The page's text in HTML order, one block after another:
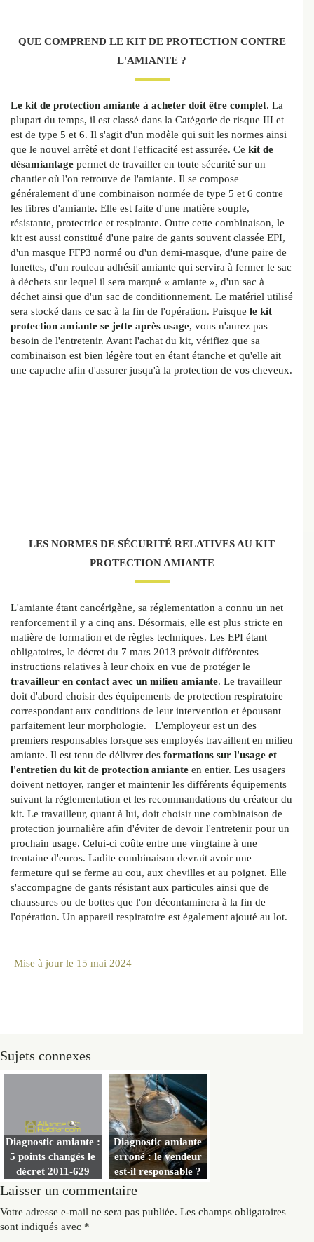
QUE COMPREND LE KIT DE PROTECTION CONTRE
L'AMIANTE ?
Le kit de protection amiante à acheter doit être complet. La
plupart du temps, il est classé dans la Catégorie de risque III et
est de type 5 et 6. Il s'agit d'un modèle qui suit les normes ainsi
que le nouvel arrêté et dont l'efficacité est assurée. Ce kit de
désamiantage permet de travailler en toute sécurité sur un
chantier où l'on retrouve de l'amiante. Il se compose
généralement d'une combinaison normée de type 5 et 6 contre
les fibres d'amiante. Elle est faite d'une matière souple,
résistante, protectrice et respirante. Outre cette combinaison, le
kit est aussi constitué d'une paire de gants souvent classée EPI,
d'un masque FFP3 normé ou d'un demi-masque, d'une paire de
lunettes, d'un rouleau adhésif amiante qui servira à fermer le sac
à déchets sur lequel il sera marqué « amiante », d'un sac à
déchet ainsi que d'un sac de conditionnement. Le matériel utilisé
sera stocké dans ce sac à la fin de l'opération. Puisque le kit
protection amiante se jette après usage, vous n'aurez pas
besoin de l'entretenir. Avant l'achat du kit, vérifiez que sa
combinaison est bien légère tout en étant étanche et qu'elle ait
une capuche afin d'assurer jusqu'à la protection de vos cheveux.
LES NORMES DE SÉCURITÉ RELATIVES AU KIT
PROTECTION AMIANTE
L'amiante étant cancérigène, sa réglementation a connu un net
renforcement il y a cinq ans. Désormais, elle est plus stricte en
matière de formation et de règles techniques. Les EPI étant
obligatoires, le décret du 7 mars 2013 prévoit différentes
instructions relatives à leur choix en vue de protéger le
travailleur en contact avec un milieu amiante. Le travailleur
doit d'abord choisir des équipements de protection respiratoire
correspondant aux conditions de leur intervention et épousant
parfaitement leur morphologie.
L'employeur est un des
premiers responsables lorsque ses employés travaillent en milieu
amiante. Il est tenu de délivrer des formations sur l'usage et
l'entretien du kit de protection amiante en entier. Les usagers
doivent nettoyer, ranger et maintenir les différents équipements
suivant la réglementation et les recommandations du créateur du
kit. Le travailleur, quant à lui, doit choisir une combinaison de
protection journalière afin d'éviter de devoir l'entretenir pour un
prochain usage. Celui-ci coûte entre une vingtaine à une
trentaine d'euros. Ladite combinaison devrait avoir une
fermeture qui se ferme au cou, aux chevilles et au poignet. Elle
s'accompagne de gants résistant aux particules ainsi que de
chaussures ou de bottes que l'on décontaminera à la fin de
l'opération. Un appareil respiratoire est également ajouté au lot.
Mise à jour le 15 mai 2024
Sujets connexes
Diagnostic amiante :
5 points changés le
décret 2011-629
Diagnostic amiante
erroné : le vendeur
est-il responsable ?
Laisser un commentaire
Votre adresse e-mail ne sera pas publiée. Les champs obligatoires
sont indiqués avec *